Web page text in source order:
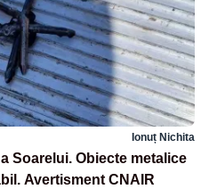
Ionuț Nichita
Soarelui. Obiecte metalice
Avertisment CNAIR